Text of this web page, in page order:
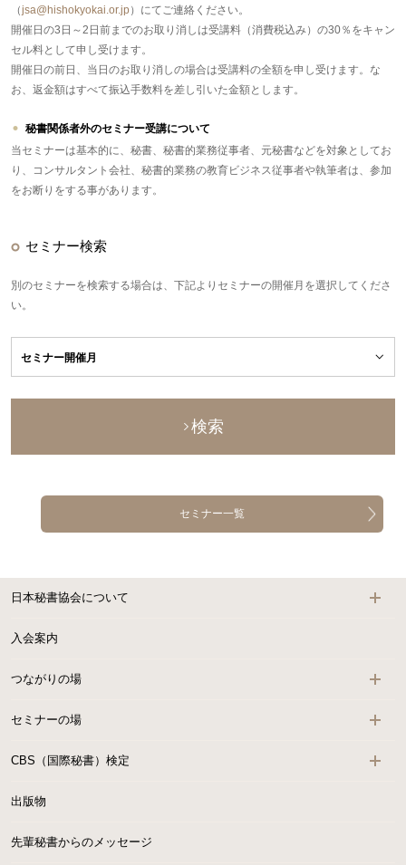
（jsa@hishokyokai.or.jp）にてご連絡ください。
開催日の3日～2日前までのお取り消しは受講料（消費税込み）の30％をキャン
セル料として申し受けます。
開催日の前日、当日のお取り消しの場合は受講料の全額を申し受けます。な
お、返金額はすべて振込手数料を差し引いた金額とします。
秘書関係者外のセミナー受講について
当セミナーは基本的に、秘書、秘書的業務従事者、元秘書などを対象としてお
り、コンサルタント会社、秘書的業務の教育ビジネス従事者や執筆者は、参加
をお断りをする事があります。
セミナー検索
別のセミナーを検索する場合は、下記よりセミナーの開催月を選択してくださ
い。
検索
セミナー一覧
日本秘書協会について
入会案内
つながりの場
セミナーの場
CBS（国際秘書）検定
出版物
先輩秘書からのメッセージ